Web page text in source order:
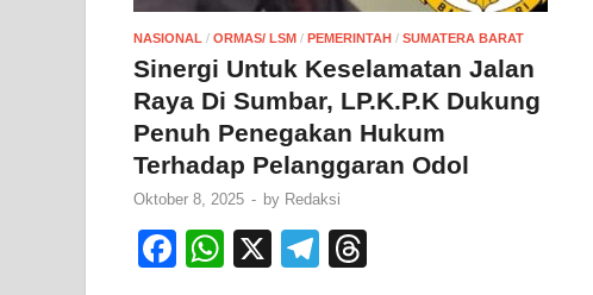
NASIONAL / ORMAS/ LSM / PEMERINTAH / SUMATERA BARAT
Sinergi Untuk Keselamatan Jalan
Raya Di Sumbar, LP.K.P.K Dukung
Penuh Penegakan Hukum
Terhadap Pelanggaran Odol
Oktober 8, 2025 - by Redaksi
F
W
X
T